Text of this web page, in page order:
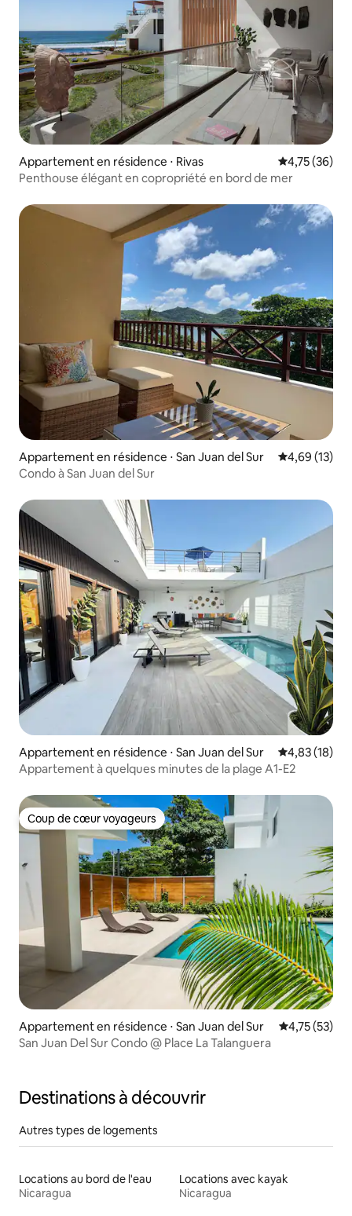
Appartement en résidence ⋅ Rivas Évaluation
4,75 (36)
Penthouse élégant en copropriété en bord de mer
Appartement en résidence ⋅ San Juan del Sur Évaluation
4,69 (13)
Condo à San Juan del Sur
Appartement en résidence ⋅ San Juan del Sur Évaluation
4,83 (18)
Appartement à quelques minutes de la plage A1-E2
Coup de cœur voyageurs
Coup de cœur voyageurs
Appartement en résidence ⋅ San Juan del Sur Évaluation
4,75 (53)
San Juan Del Sur Condo @ Place La Talanguera
Destinations à découvrir
Autres types de logements
Locations au bord de l'eau
Nicaragua
Locations avec kayak
Nicaragua